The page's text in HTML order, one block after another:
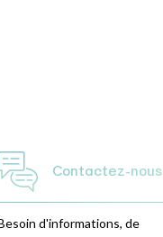
Contactez-nous
d'informations, de